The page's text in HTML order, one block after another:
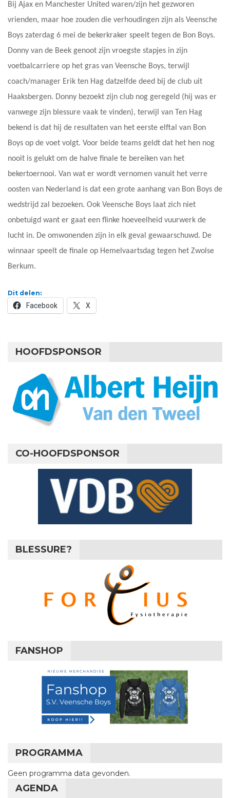
Bij Ajax en Manchester United waren/zijn het gezworen
vrienden, maar hoe zouden die verhoudingen zijn als Veensche
Boys zaterdag 6 mei de bekerkraker speelt tegen de Bon Boys.
Donny van de Beek genoot zijn vroegste stapjes in zijn
voetbalcarriere op het gras van Veensche Boys, terwijl
coach/manager Erik ten Hag datzelfde deed bij de club uit
Haaksbergen. Donny bezoekt zijn club nog geregeld (hij was er
vanwege zijn blessure vaak te vinden), terwijl van Ten Hag
bekend is dat hij de resultaten van het eerste elftal van Bon
Boys op de voet volgt. Voor beide teams geldt dat het hen nog
nooit is gelukt om de halve finale te bereiken van het
bekertoernooi. Van wat er wordt vernomen vanuit het verre
oosten van Nederland is dat een grote aanhang van Bon Boys de
wedstrijd zal bezoeken. Ook Veensche Boys laat zich niet
onbetuigd want er gaat een flinke hoeveelheid vuurwerk de
lucht in. De omwonenden zijn in elk geval gewaarschuwd. De
winnaar speelt de finale op Hemelvaartsdag tegen het Zwolse
Berkum.
Dit delen:
Facebook X
HOOFDSPONSOR
CO-HOOFDSPONSOR
BLESSURE?
FANSHOP
PROGRAMMA
Geen programma data gevonden.
AGENDA